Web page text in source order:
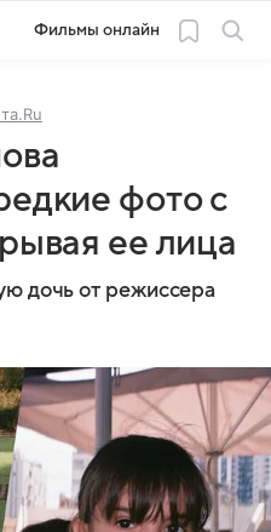
Фильмы онлайн
фото с
ее лица
дочь от режиссера